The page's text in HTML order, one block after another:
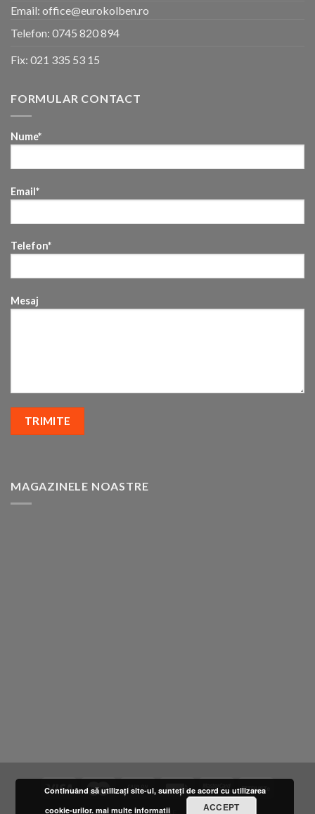
Email: office@eurokolben.ro
Telefon: 0745 820 894
Fix: 021 335 53 15
FORMULAR CONTACT
Nume*
Email*
Telefon*
Mesaj
MAGAZINELE NOASTRE
Continuând să utilizați site-ul, sunteți de acord cu utilizarea
cookie-urilor. mai multe informatii ACCEPT